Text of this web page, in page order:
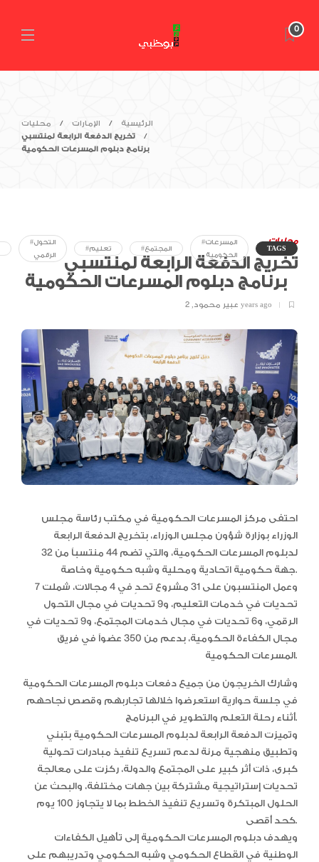
0
الرئيسية الإمارات
محليات
تخريج الدفعة الرابعة لمنتسبي
برنامج دبلوم المسرعات الحكومية
محليات
تخريج الدفعة الرابعة لمنتسبي
عبير محمود, 2 years ago
احتفى مركز المسرعات الحكومية في مكتب رئاسة مجلس
الوزراء بوزارة شؤون مجلس الوزراء، بتخريج الدفعة الرابعة
لدبلوم المسرعات الحكومية، والتي تضم 44 منتسباً من 32
جهة حكومية اتحادية ومحلية وشبه حكومية وخاصة.
وعمل المنتسبون على 31 مشروع تحدٍ في 4 مجالات، شملت 7
تحديات في خدمات التعليم، و9 تحديات في مجال التحول
الرقمي، و6 تحديات في مجال خدمات المجتمع، و9 تحديات في
مجال الكفاءة الحكومية، بدعم من 350 عضواً في فريق
المسرعات الحكومية.
وشارك الخريجون من جميع دفعات دبلوم المسرعات الحكومية
في جلسة حوارية استعرضوا خلالها تجاربهم وقصص نجاحهم
أثناء رحلة التعلم والتطوير في البرنامج.
وتميزت الدفعة الرابعة لدبلوم المسرعات الحكومية بتبني
وتطبيق منهجية مرنة لدعم تسريع تنفيذ مبادرات تحولية
كبرى، ذات أثر كبير على المجتمع والدولة، ركزت على معالجة
تحديات إستراتيجية مشتركة بين جهات مختلفة، والبحث عن
الحلول المبتكرة وتسريع تنفيذ الخطط بما لا يتجاوز 100 يوم
كحد أقصى.
ويهدف دبلوم المسرعات الحكومية إلى تأهيل الكفاءات
الوطنية في القطاع الحكومي وشبه الحكومي وتدريبهم على
TAGS
#المسرعات
الحكومية
#المجتمع #تعليم
#التحول
الرقمي